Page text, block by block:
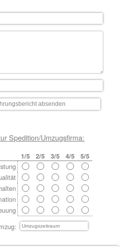
Spedition/Umzugsfirma:
1/5 2/5 3/5 4/5 5/5